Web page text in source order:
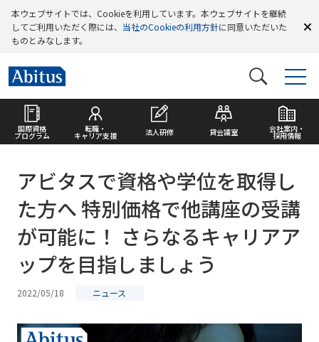
本ウェブサイトでは、Cookieを利用しています。本ウェブサイトを継続
してご利用いただく際には、 当社のCookieの利用方針に同意いただいた
ものとみなします。
国際資格
プログラム
転職・
キャリア支援 法人研修 貸会議室 会社案内・
採用情報
アビタスで資格や学位を取得し
た方へ 特別価格で他講座の受講
が可能に！ さらなるキャリアア
ップを目指しましょう
2022/05/18 ニュース